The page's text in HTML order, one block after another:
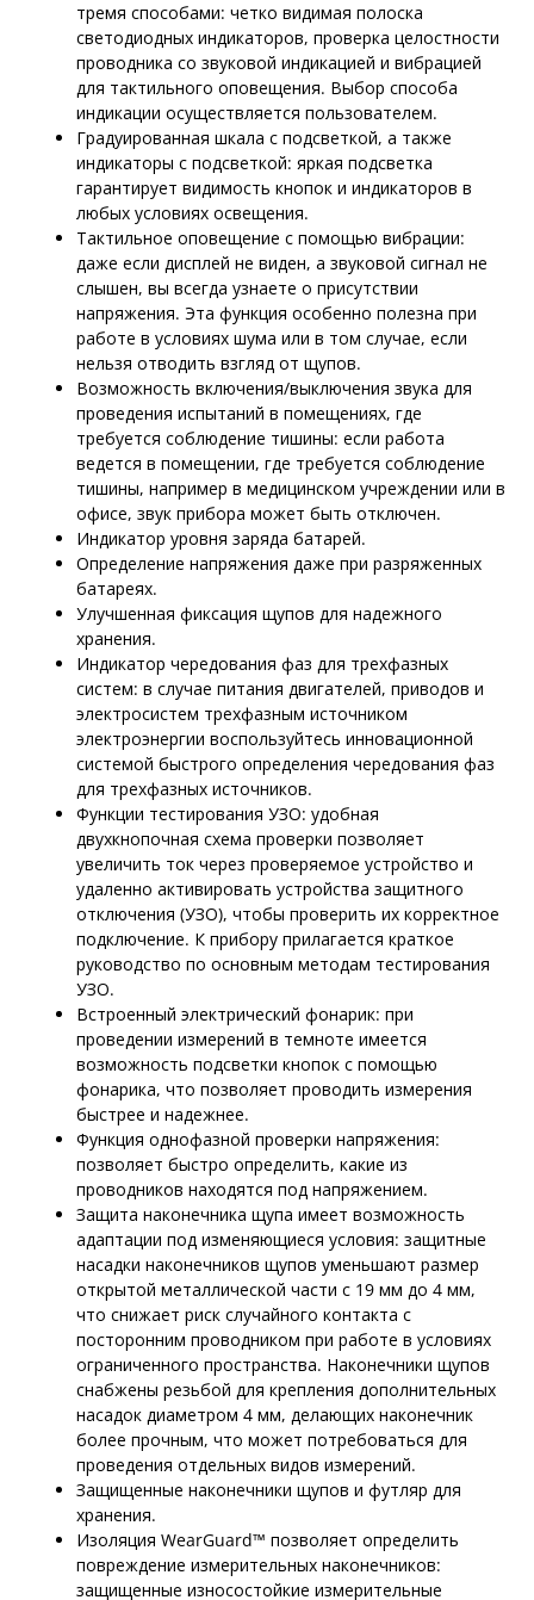
тремя способами: четко видимая полоска
светодиодных индикаторов, проверка целостности
проводника со звуковой индикацией и вибрацией
для тактильного оповещения. Выбор способа
индикации осуществляется пользователем.
Градуированная шкала с подсветкой, а также
индикаторы с подсветкой: яркая подсветка
гарантирует видимость кнопок и индикаторов в
любых условиях освещения.
Тактильное оповещение с помощью вибрации:
даже если дисплей не виден, а звуковой сигнал не
слышен, вы всегда узнаете о присутствии
напряжения. Эта функция особенно полезна при
работе в условиях шума или в том случае, если
нельзя отводить взгляд от щупов.
Возможность включения/выключения звука для
проведения испытаний в помещениях, где
требуется соблюдение тишины: если работа
ведется в помещении, где требуется соблюдение
тишины, например в медицинском учреждении или в
офисе, звук прибора может быть отключен.
Индикатор уровня заряда батарей.
Определение напряжения даже при разряженных
батареях.
Улучшенная фиксация щупов для надежного
хранения.
Индикатор чередования фаз для трехфазных
систем: в случае питания двигателей, приводов и
электросистем трехфазным источником
электроэнергии воспользуйтесь инновационной
системой быстрого определения чередования фаз
для трехфазных источников.
Функции тестирования УЗО: удобная
двухкнопочная схема проверки позволяет
увеличить ток через проверяемое устройство и
удаленно активировать устройства защитного
отключения (УЗО), чтобы проверить их корректное
подключение. К прибору прилагается краткое
руководство по основным методам тестирования
УЗО.
Встроенный электрический фонарик: при
проведении измерений в темноте имеется
возможность подсветки кнопок с помощью
фонарика, что позволяет проводить измерения
быстрее и надежнее.
Функция однофазной проверки напряжения:
позволяет быстро определить, какие из
проводников находятся под напряжением.
Защита наконечника щупа имеет возможность
адаптации под изменяющиеся условия: защитные
насадки наконечников щупов уменьшают размер
открытой металлической части с 19 мм до 4 мм,
что снижает риск случайного контакта с
посторонним проводником при работе в условиях
ограниченного пространства. Наконечники щупов
снабжены резьбой для крепления дополнительных
насадок диаметром 4 мм, делающих наконечник
более прочным, что может потребоваться для
проведения отдельных видов измерений.
Защищенные наконечники щупов и футляр для
хранения.
Изоляция WearGuard™ позволяет определить
повреждение измерительных наконечников:
защищенные износостойкие измерительные